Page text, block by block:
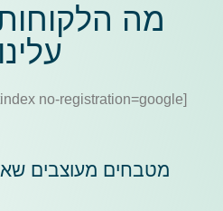
מה
[trustindex no-registration=google]
מטבחים מעוצבים